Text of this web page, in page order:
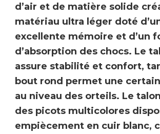
d’air et de matière solide
matériau ultra léger doté
excellente mémoire et d’un
d’absorption des chocs. Le
assure stabilité et confort,
bout rond permet une
au niveau des orteils. Le
des picots multicolores
empiècement en cuir blanc,